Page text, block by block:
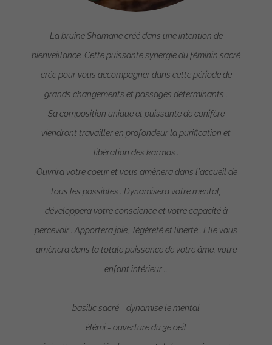
La bruine Shamane créé dans une intention de
bienveillance .Cette puissante synergie du féminin sacré
crée pour vous accompagner dans cette période de
grands changements et passages déterminants .
Sa composition unique et puissante de conifère
viendront travailler en profondeur la purification et
libération des karmas .
Ouvrira votre coeur et vous amènera dans l'accueil de
tous les possibles . Dynamisera votre mental,
développera votre conscience et votre capacité à
percevoir . Apportera joie, légèreté et liberté . Elle vous
amènera dans la totale puissance de votre âme, votre
enfant intérieur ..
basilic sacré - dynamise le mental
élémi - ouverture du 3e oeil